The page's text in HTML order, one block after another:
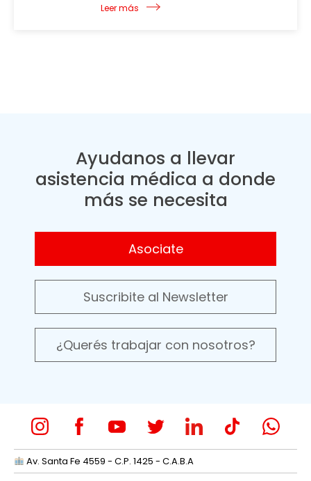
Leer más
Ayudanos a llevar
asistencia médica a donde
más se necesita
Asociate
Suscribite al Newsletter
¿Querés trabajar con nosotros?
Av. Santa Fe 4559 - C.P. 1425 - C.A.B.A